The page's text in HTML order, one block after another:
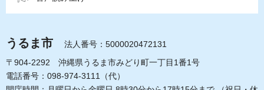
うるま市
法人番号：5000020472131
〒904-2292 沖縄県うるま市みどり町一丁目1番1号
電話番号：098-974-3111（代）